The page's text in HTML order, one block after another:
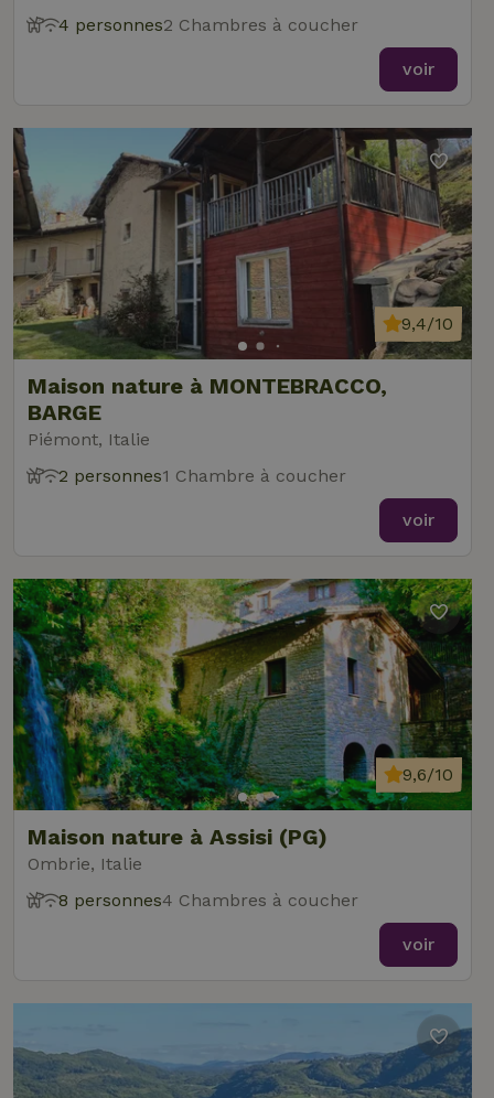
4 personnes2 Chambres à coucher
voir
Maison nature à MONTEBRACCO,
BARGE
Piémont, Italie
9,4/10
2 personnes1 Chambre à coucher
voir
Maison nature à Assisi (PG)
Ombrie, Italie
9,6/10
8 personnes4 Chambres à coucher
voir